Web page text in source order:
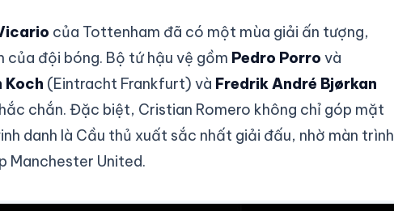
của Tottenham đã có một mùa giải ấn tượng,
đội bóng. Bộ tứ hậu vệ gồm Pedro Porro và
Koch (Eintracht Frankfurt) và Fredrik André Bjørkan
chắn. Đặc biệt, Cristian Romero không chỉ góp mặt
danh là Cầu thủ xuất sắc nhất giải đấu, nhờ màn trình
Manchester United.